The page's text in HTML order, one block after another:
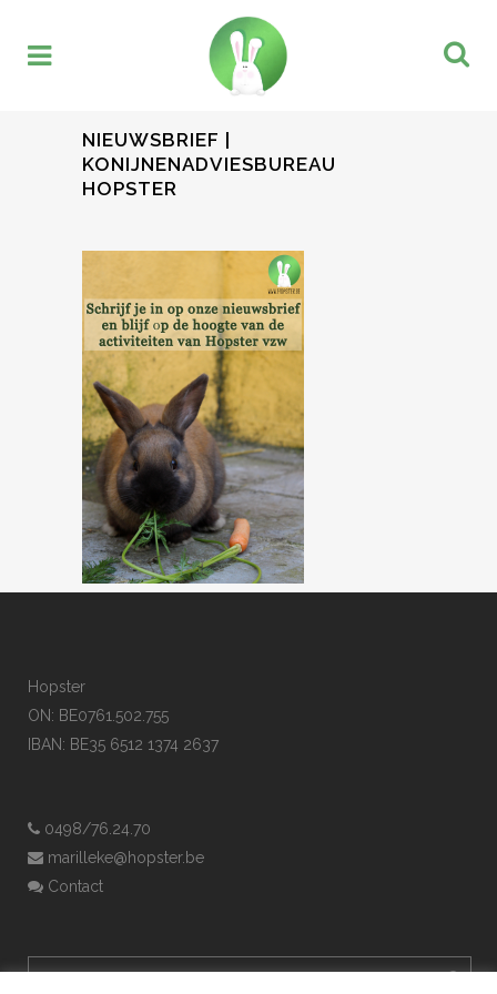
NIEUWSBRIEF |
KONIJNENADVIESBUREAU
HOPSTER
Hopster
ON: BE0761.502.755
IBAN: BE35 6512 1374 2637
0498/76.24.70
marilleke@hopster.be
Contact